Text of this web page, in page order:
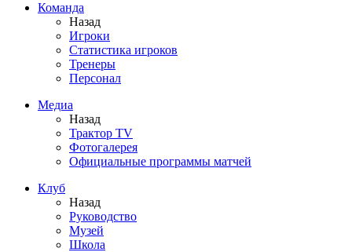
Команда
Назад
Игроки
Статистика игроков
Тренеры
Персонал
Медиа
Назад
Трактор TV
Фотогалерея
Официальные программы матчей
Клуб
Назад
Руководство
Музей
Школа